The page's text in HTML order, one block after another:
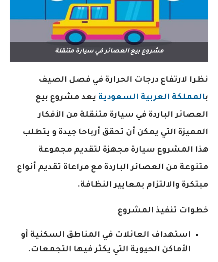
مشروع بيع العصائر في سيارة متنقلة
نظرا لارتفاع درجات الحرارة في فصل الصيف
بالمملكة العربية السعودية يعد مشروع بيع
العصائر الباردة في سيارة متنقلة من الأفكار
المميزة التي يمكن أن تحقق أرباحا جيدة و يتطلب
هذا المشروع سيارة مجهزة لتقديم مجموعة
متنوعة من العصائر الباردة مع مراعاة تقديم أنواع
مبتكرة والالتزام بمعايير النظافة.
خطوات تنفيذ المشروع
استهداف العائلات في المناطق السكنية أو
الأماكن الحيوية التي يكثر فيها التجمعات.